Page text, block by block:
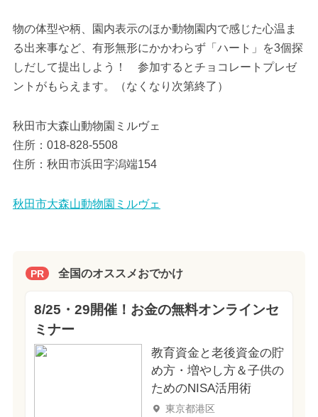
物の体型や柄、園内表示のほか動物園内で感じた心温ま
る出来事など、有形無形にかかわらず「ハート」を3個探
しだして提出しよう！ 参加するとチョコレートプレゼ
ントがもらえます。（なくなり次第終了）
秋田市大森山動物園ミルヴェ
住所：018-828-5508
住所：秋田市浜田字潟端154
秋田市大森山動物園ミルヴェ
PR 全国のオススメおでかけ
8/25・29開催！お金の無料オンラインセ
ミナー
教育資金と老後資金の貯
め方・増やし方＆子供の
ためのNISA活用術
東京都港区